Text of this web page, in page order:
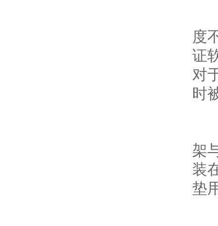
度
证
对
时
架
装
垫